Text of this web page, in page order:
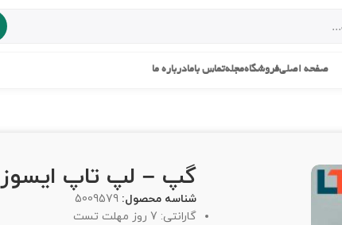
صفحه اصلیفروشگاهمجلهتماس بامادرباره ما
گپ – لپ تاپ ایسوز S200
شناسه محصول:5009579
گارانتی: 7 روز مهلت تست